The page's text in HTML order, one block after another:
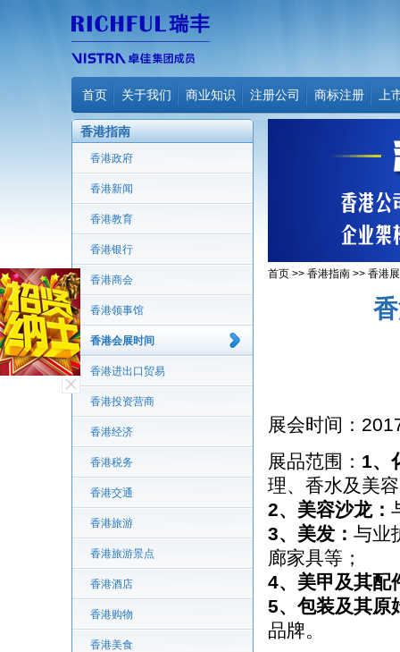
首页 关于我们 商业知识 注册公司 商标注册 上
香港指南
香港政府
香港新闻
香港教育
香港银行
香港商会
香港领事馆
香港会展时间
香港进出口贸易
香港投资营商
香港经济
香港税务
香港交通
香港旅游
香港旅游景点
香港酒店
香港购物
香港美食
首页 >> 香港指南 >> 香港
展会时间：
展品范围： 1、
理、香水及美
2、美容沙龙：
3、美发： 与业
廊家具等；
4、美甲及其配
5、包装及其原
品牌。